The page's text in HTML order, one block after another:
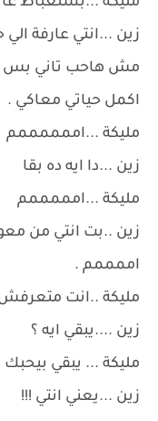
زين ...انتي عارفة
مش هاحب تاني بس
اكمل حياتي معاكي .
مليكة ...اممممممم
زين ...دا ايه ده بقا
مليكة ...امممممم
زين ..بت انتي من
اممممم .
مليكة ..انت
زين ....يبقي ايه ؟
مليكة ... يبقي بيحبك
زين ...يعني انتي !!!